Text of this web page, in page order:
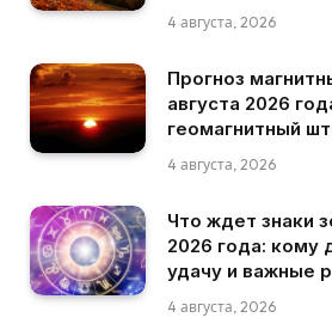
4 августа, 2026
Прогноз
августа 2026
геомагнитный
4 августа, 2026
Что ждет знаки
2026 года: кому
удачу и важные
4 августа, 2026